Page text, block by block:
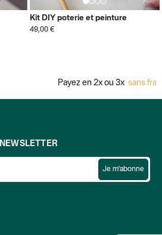
Kit DIY poterie et peinture
49,00 €
Payez en 2x ou 3x sans frais avec
NEWSLETTER
Je m'abonne